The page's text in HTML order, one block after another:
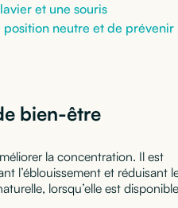
et une souris
neutre et de prévenir
bien-être
la concentration. Il est
l’éblouissement et réduisant
lorsqu’elle est